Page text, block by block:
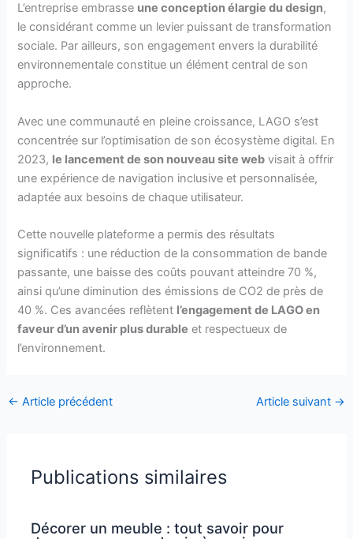
L’entreprise embrasse une conception élargie du design,
le considérant comme un levier puissant de transformation
sociale. Par ailleurs, son engagement envers la durabilité
environnementale constitue un élément central de son
approche.
Avec une communauté en pleine croissance, LAGO s’est
concentrée sur l’optimisation de son écosystème digital. En
2023, le lancement de son nouveau site web visait à offrir
une expérience de navigation inclusive et personnalisée,
adaptée aux besoins de chaque utilisateur.
Cette nouvelle plateforme a permis des résultats
significatifs : une réduction de la consommation de bande
passante, une baisse des coûts pouvant atteindre 70 %,
ainsi qu’une diminution des émissions de CO2 de près de
40 %. Ces avancées reflètent l’engagement de LAGO en
faveur d’un avenir plus durable et respectueux de
l’environnement.
← Article précédent Article suivant →
Publications similaires
Décorer un meuble : tout savoir pour